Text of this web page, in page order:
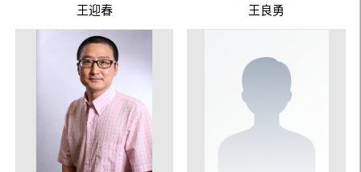
王迎春 王良勇